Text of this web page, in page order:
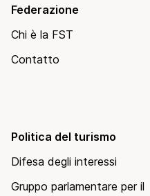
Federazione
Chi è la FST
Contatto
Politica del turismo
Difesa degli interessi
Gruppo parlamentare per il